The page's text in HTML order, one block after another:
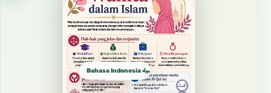
Bahasa Indonesia الإندونيسية